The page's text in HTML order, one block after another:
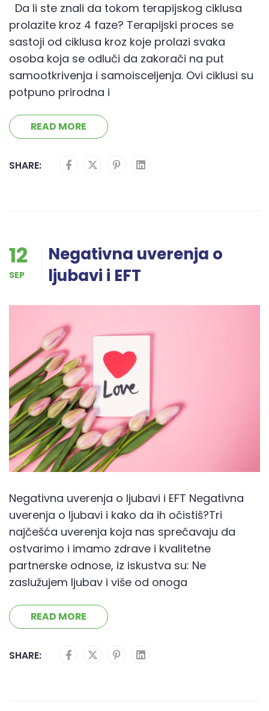
Da li ste znali da tokom terapijskog ciklusa
prolazite kroz 4 faze? Terapijski proces se
sastoji od ciklusa kroz koje prolazi svaka
osoba koja se odluči da zakorači na put
samootkrivenja i samoisceljenja. Ovi ciklusi su
potpuno prirodna i
READ MORE
SHARE:
12
SEP
Negativna uverenja o
ljubavi i EFT
Negativna uverenja o ljubavi i EFT Negativna
uverenja o ljubavi i kako da ih očistiš?Tri
najčešća uverenja koja nas sprečavaju da
ostvarimo i imamo zdrave i kvalitetne
partnerske odnose, iz iskustva su: Ne
zaslužujem ljubav i više od onoga
READ MORE
SHARE: